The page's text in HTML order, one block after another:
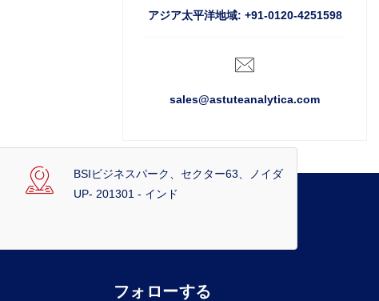
アジア太平洋地域: +91-0120-4251598
sales@astuteanalytica.com
BSIビジネスパーク、セクター63、ノイダ
UP- 201301 - インド
フォローする